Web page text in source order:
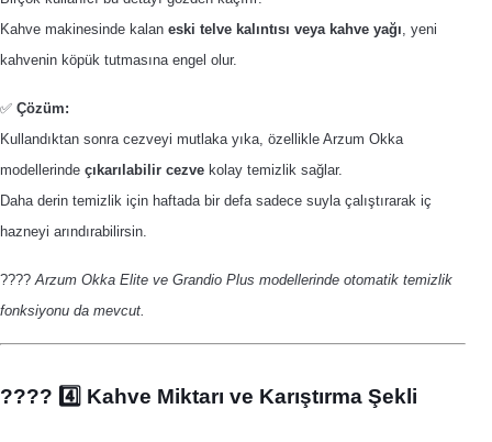
Kahve makinesinde kalan eski telve kalıntısı veya kahve yağı, yeni
kahvenin köpük tutmasına engel olur.
✅ Çözüm:
Kullandıktan sonra cezveyi mutlaka yıka, özellikle Arzum Okka
modellerinde çıkarılabilir cezve kolay temizlik sağlar.
Daha derin temizlik için haftada bir defa sadece suyla çalıştırarak iç
hazneyi arındırabilirsin.
????Arzum Okka Elite ve Grandio Plus modellerinde otomatik temizlik
fonksiyonu da mevcut.
???? 4️⃣ Kahve Miktarı ve Karıştırma Şekli